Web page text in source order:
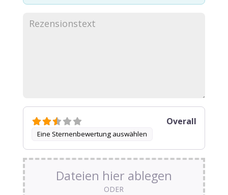
Eine Sternenbewertung auswählen
Overall
Dateien hier ablegen
ODER